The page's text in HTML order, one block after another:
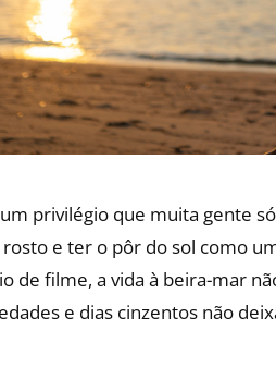
privilégio que muita gente
e ter o pôr do sol como
de filme, a vida à beira-mar
e dias cinzentos não